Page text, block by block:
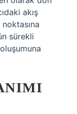
akış
sürekli